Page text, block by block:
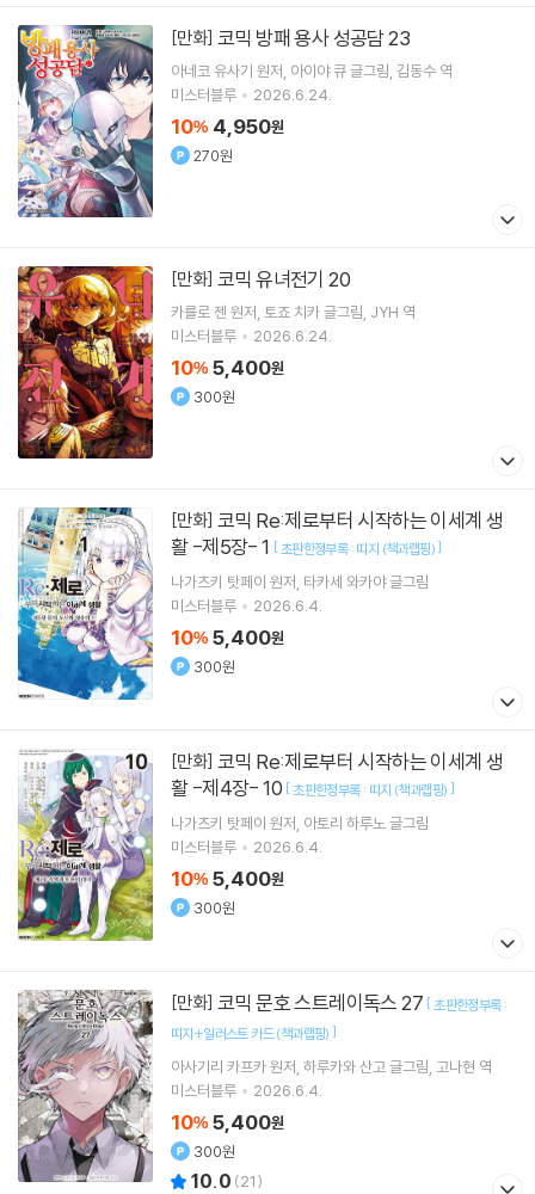
[만화] 코믹 방패 용사 성공담 23
아네코 유사기 원저 아이야 큐글그림 김동수 역
미스터블루
2026.6.24.
10% 4,950원
270원
[만화] 코믹 유녀전기 20
카를로 젠 원저 토죠 치카글그림 JYH 역
미스터블루
2026.6.24.
10% 5,400원
300원
[만화]
활 -제5장- 1 [초판한정부록 : 띠지 (책과랩핑)]
나가츠키 탓페이 원저 타카세 와카야글그림
미스터블루
2026.6.4.
10% 5,400원
300원
[만화]
활 -제4장- 10 [초판한정부록 : 띠지 (책과랩핑) ]
나가츠키 탓페이 원저 아토리 하루노 글그림
미스터블루
2026.6.4.
10% 5,400원
300원
[만화] 코믹 문호 스트레이독스 27 [초판한정부록 :
띠지+일러스트 카드 (책과랩핑) ]
아사기리 카프카원저 하루카와 산고 글그림 고나현 역
미스터블루
2026.6.4.
10% 5,400원
300원
10.0 (21)